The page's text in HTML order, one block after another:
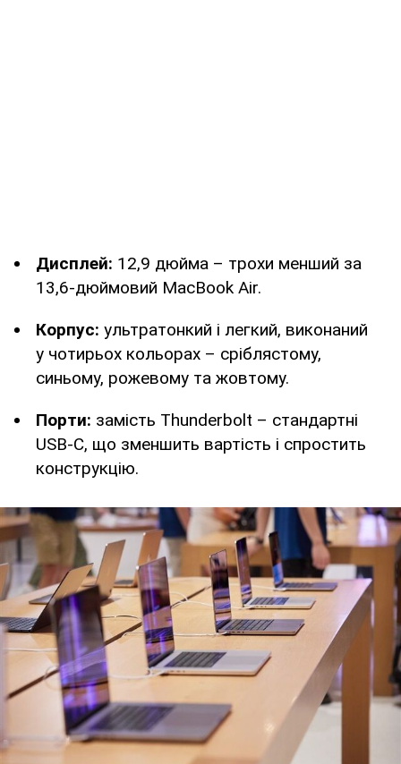
Дисплей: 12,9 дюйма – трохи менший за
13,6-дюймовий MacBook Air.
Корпус: ультратонкий і легкий, виконаний
у чотирьох кольорах – сріблястому,
синьому, рожевому та жовтому.
Порти: замість Thunderbolt – стандартні
USB-C, що зменшить вартість і спростить
конструкцію.